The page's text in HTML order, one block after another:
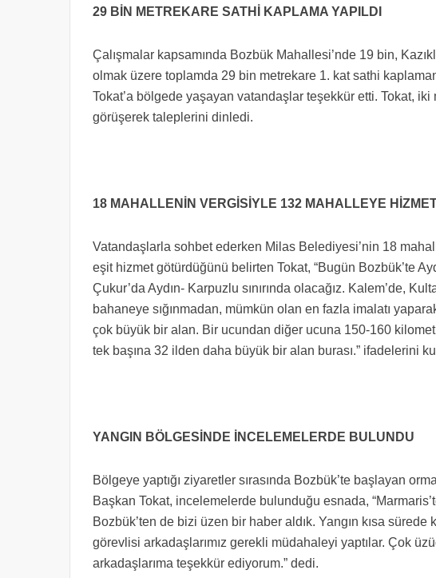
29 BİN METREKARE SATHİ KAPLAMA YAPILDI
Çalışmalar kapsamında Bozbük Mahallesi’nde 19 bin,
olmak üzere toplamda 29 bin metrekare 1. kat sathi
Tokat’a bölgede yaşayan vatandaşlar teşekkür etti. Tokat,
görüşerek taleplerini dinledi.
18 MAHALLENİN VERGİSİYLE 132 MAHALLEYE
Vatandaşlarla sohbet ederken Milas Belediyesi’nin 18
eşit hizmet götürdüğünü belirten Tokat, “Bugün Bozbük’te
Çukur’da Aydın- Karpuzlu sınırında olacağız. Kalem’de,
bahaneye sığınmadan, mümkün olan en fazla imalatı
çok büyük bir alan. Bir ucundan diğer ucuna 150-160
tek başına 32 ilden daha büyük bir alan burası.” ifadelerini
YANGIN BÖLGESİNDE İNCELEMELERDE BULUNDU
Bölgeye yaptığı ziyaretler sırasında Bozbük’te başlayan
Başkan Tokat, incelemelerde bulunduğu esnada,
Bozbük’ten de bizi üzen bir haber aldık. Yangın kısa sürede
görevlisi arkadaşlarımız gerekli müdahaleyi yaptılar. Çok
arkadaşlarıma teşekkür ediyorum.” dedi.